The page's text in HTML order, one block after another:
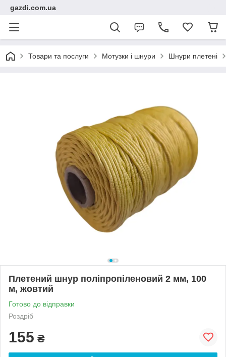
gazdi.com.ua
Товари та послуги Мотузки і шнури Шнури плетені
Плетений шнур поліпропіленовий 2 мм, 100
м, жовтий
Готово до відправки
Роздріб
155 ₴